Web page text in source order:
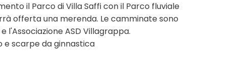
il Parco di Villa Saffi con il Parco fluviale
offerta una merenda. Le camminate sono
l'Associazione ASD Villagrappa.
e scarpe da ginnastica